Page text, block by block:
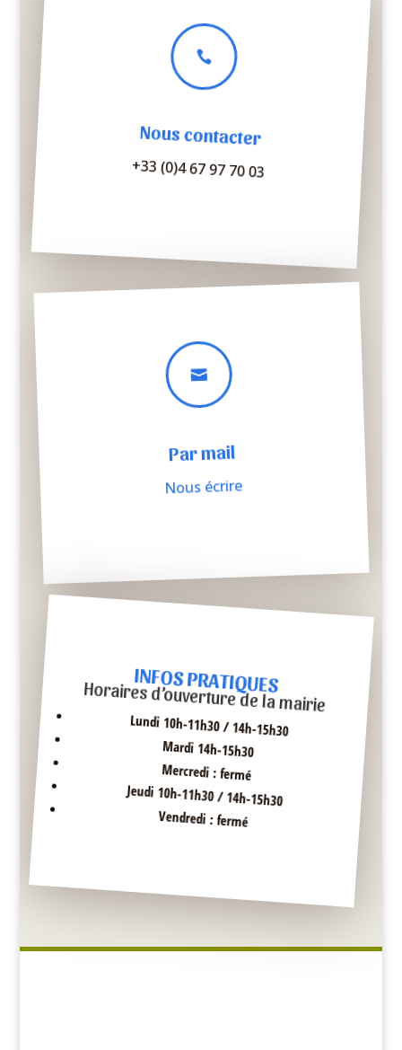

Nous contacter
+33 (0)4 67 97 70 03

Par mail
Nous écrire
INFOS PRATIQUES
Horaires d’ouverture de la mairie
Lundi 10h-11h30 / 14h-15h30
Mardi 14h-15h30
Mercredi : fermé
Jeudi 10h-11h30 / 14h-15h30
Vendredi : fermé